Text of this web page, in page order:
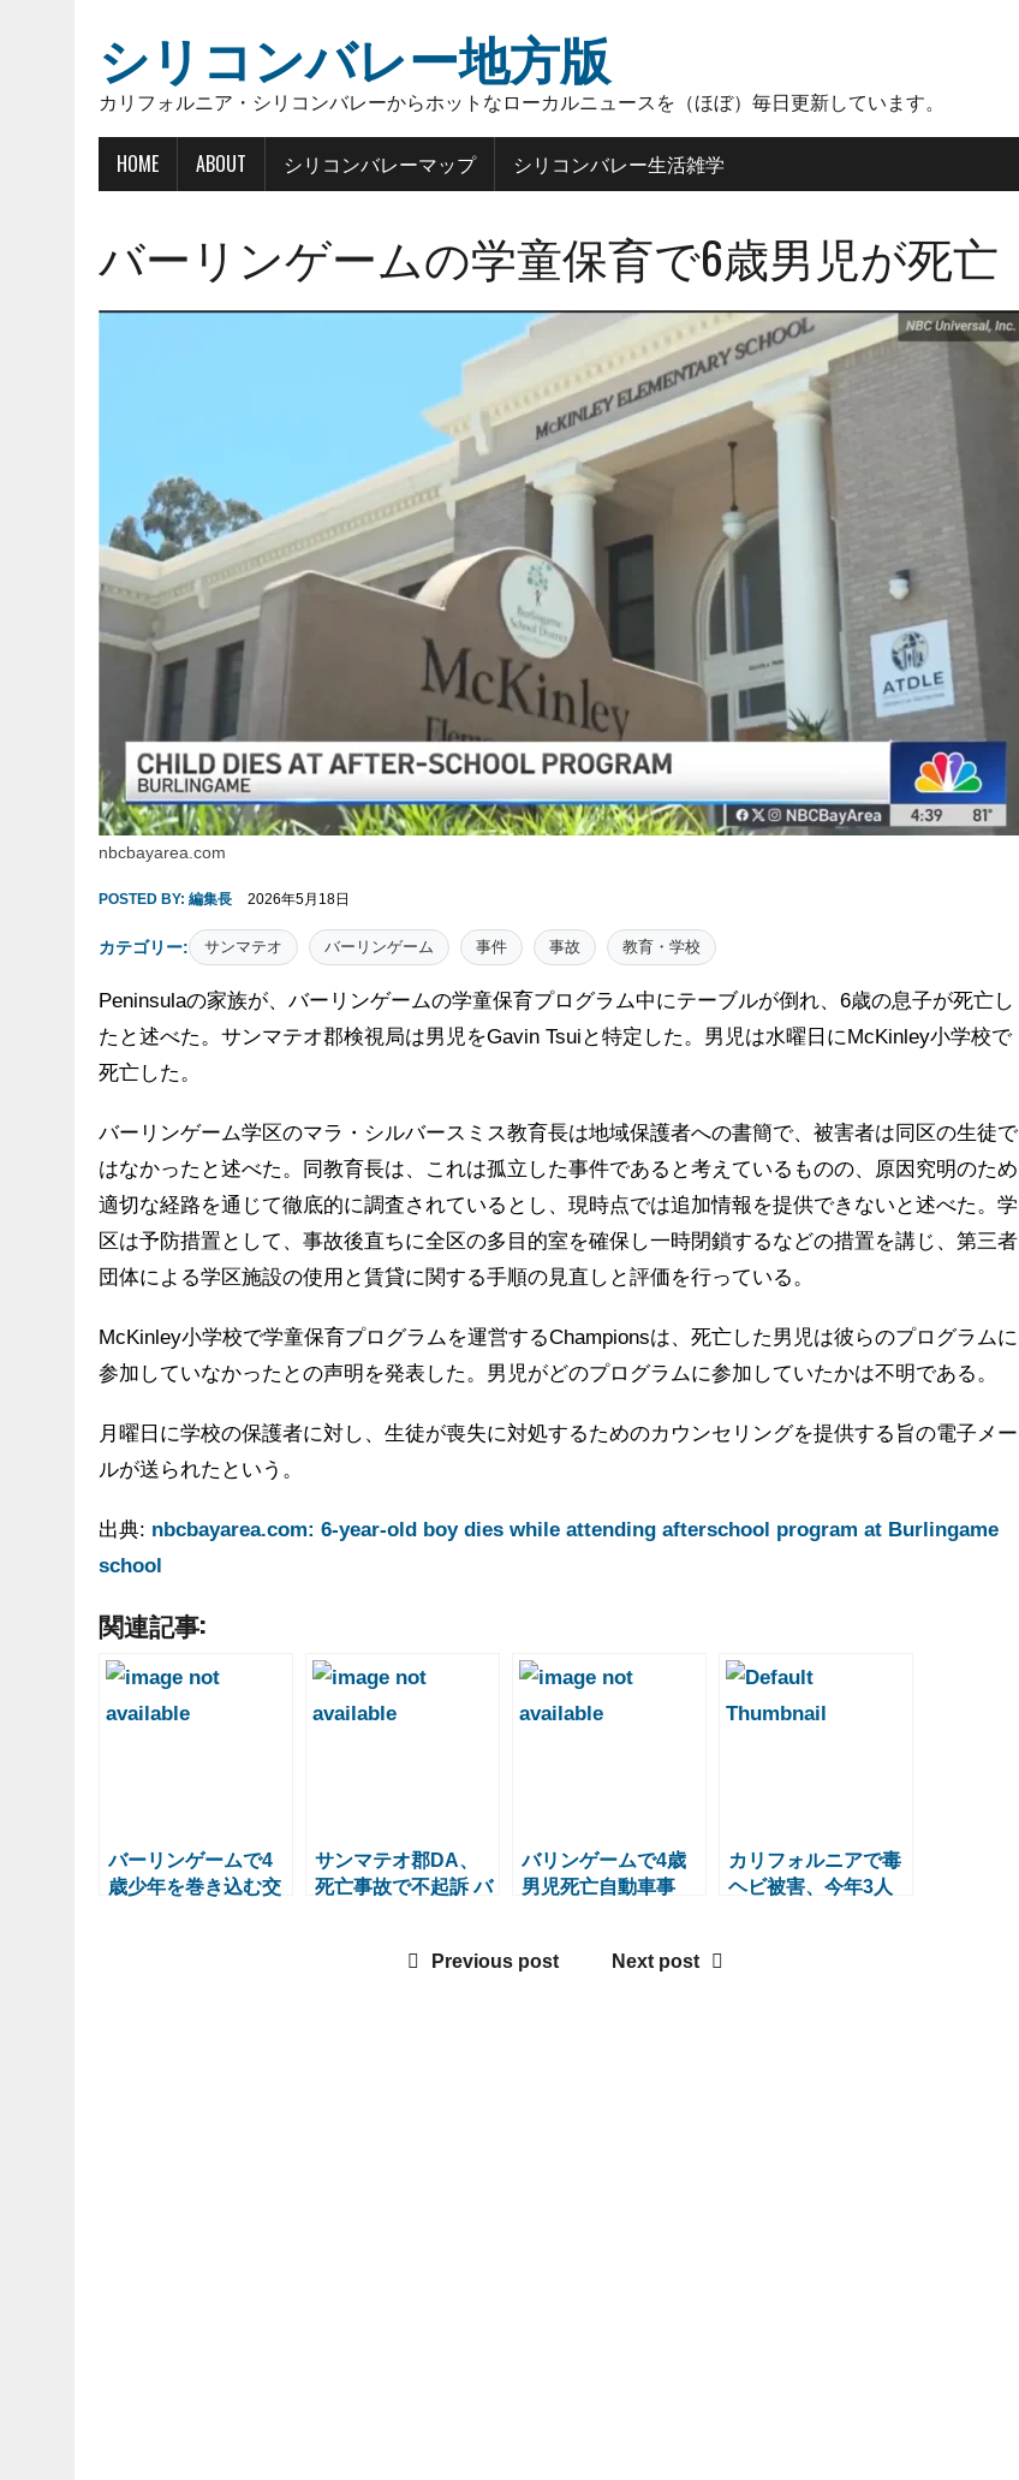
シリコンバレー地方版
カリフォルニア・シリコンバレーからホットなローカルニュースを（ほぼ）毎日更新しています。
HOME ABOUT シリコンバレーマップ シリコンバレー生活雑学
バーリンゲームの学童保育で6歳男児が死亡
nbcbayarea.com
POSTED BY: 編集長 2026年5月18日
カテゴリー: サンマテオ バーリンゲーム 事件 事故 教育・学校
Peninsulaの家族が、バーリンゲームの学童保育プログラム中にテーブルが倒れ、6歳の息子が死亡し
たと述べた。サンマテオ郡検視局は男児をGavin Tsuiと特定した。男児は水曜日にMcKinley小学校で
死亡した。
バーリンゲーム学区のマラ・シルバースミス教育長は地域保護者への書簡で、被害者は同区の生徒で
はなかったと述べた。同教育長は、これは孤立した事件であると考えているものの、原因究明のため
適切な経路を通じて徹底的に調査されているとし、現時点では追加情報を提供できないと述べた。学
区は予防措置として、事故後直ちに全区の多目的室を確保し一時閉鎖するなどの措置を講じ、第三者
団体による学区施設の使用と賃貸に関する手順の見直しと評価を行っている。
McKinley小学校で学童保育プログラムを運営するChampionsは、死亡した男児は彼らのプログラムに
参加していなかったとの声明を発表した。男児がどのプログラムに参加していたかは不明である。
月曜日に学校の保護者に対し、生徒が喪失に対処するためのカウンセリングを提供する旨の電子メー
ルが送られたという。
出典: nbcbayarea.com: 6-year-old boy dies while attending afterschool program at Burlingame
school
関連記事:
バーリンゲームで4
歳少年を巻き込む交
サンマテオ郡DA、
死亡事故で不起訴 バ
バリンゲームで4歳
男児死亡自動車事
カリフォルニアで毒
ヘビ被害、今年3人
Previous post Next post